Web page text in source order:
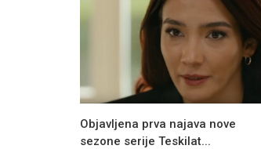
Objavljena prva najava nove
sezone serije Teskilat...